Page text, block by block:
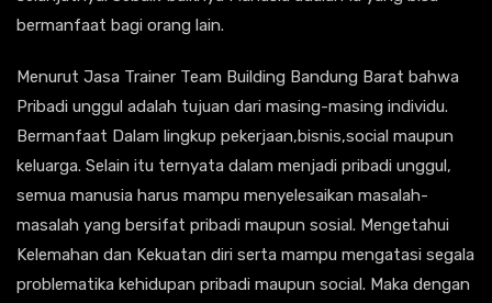
bermanfaat bagi orang lain.
Menurut Jasa Trainer Team Building Bandung Barat bahwa
Pribadi unggul adalah tujuan dari masing-masing individu.
Bermanfaat Dalam lingkup pekerjaan,bisnis,social maupun
keluarga. Selain itu ternyata dalam menjadi pribadi unggul,
semua manusia harus mampu menyelesaikan masalah-
masalah yang bersifat pribadi maupun sosial. Mengetahui
Kelemahan dan Kekuatan diri serta mampu mengatasi segala
problematika kehidupan pribadi maupun social. Maka dengan